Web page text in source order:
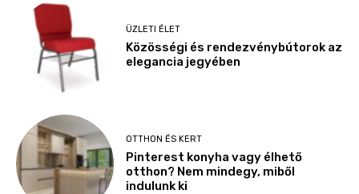
ÜZLETI ÉLET
Közösségi és rendezvénybútorok az
elegancia jegyében
OTTHON ÉS KERT
Pinterest konyha vagy élhető
otthon? Nem mindegy, miből
indulunk ki